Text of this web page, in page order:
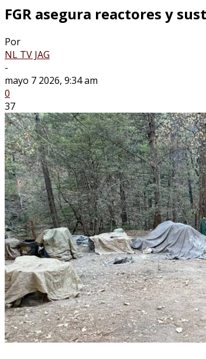
FGR asegura reactores y
Por
NL TV JAG
-
mayo 7 2026, 9:34 am
0
37